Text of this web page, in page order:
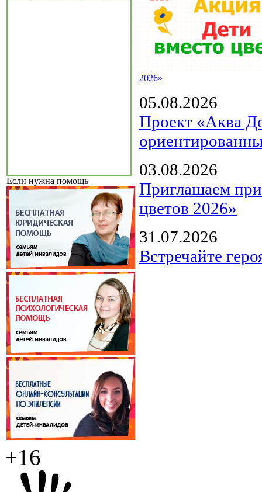
Если нужна помощь
2026»
05.08.2026
Проект «Аква
03.08.2026
Приглашаем
цветов 2026»
31.07.2026
Встречайте
+16